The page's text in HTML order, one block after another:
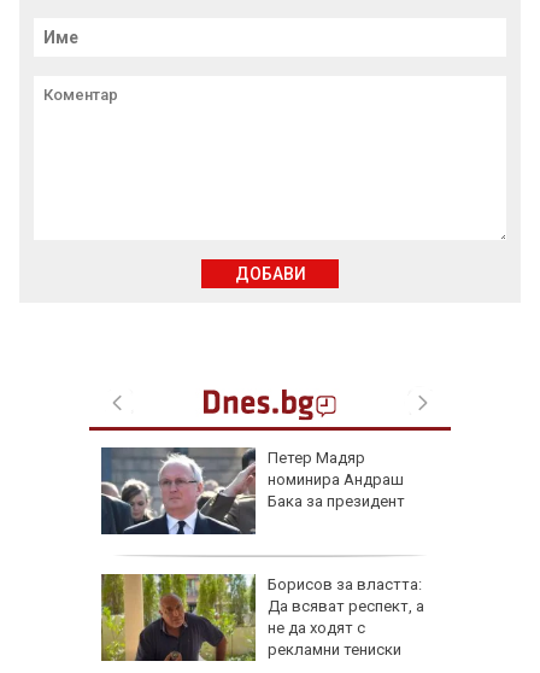
Петер Мадяр
номинира Андраш
Бака за президент
Борисов за властта:
Да всяват респект, а
не да ходят с
рекламни тениски
ДОБАВИ